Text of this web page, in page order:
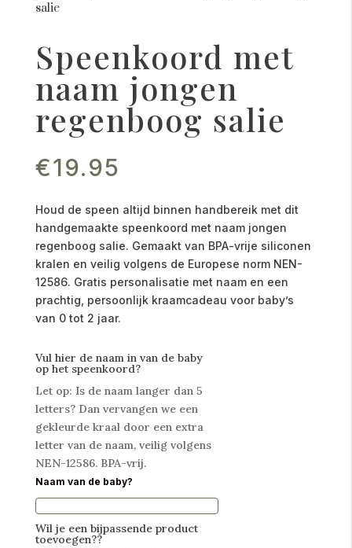
salie
Speenkoord met
naam jongen
regenboog salie
€19.95
Houd de speen altijd binnen handbereik met dit
handgemaakte speenkoord met naam jongen
regenboog salie. Gemaakt van BPA-vrije siliconen
kralen en veilig volgens de Europese norm NEN-
12586. Gratis personalisatie met naam en een
prachtig, persoonlijk kraamcadeau voor baby’s
van 0 tot 2 jaar.
Vul hier de naam in van de baby
op het speenkoord?
Let op: Is de naam langer dan 5
letters? Dan vervangen we een
gekleurde kraal door een extra
letter van de naam, veilig volgens
NEN-12586. BPA-vrij.
Naam van de baby?
Wil je een bijpassende product
toevoegen??